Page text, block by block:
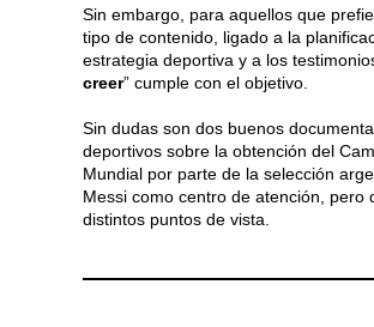
Sin embargo, para aquellos que
tipo de contenido, ligado a la
estrategia deportiva y a los
creer” cumple con el objetivo.
Sin dudas son dos buenos
deportivos sobre la obtención del
Mundial por parte de la selección
Messi como centro de atención, pero
distintos puntos de vista.